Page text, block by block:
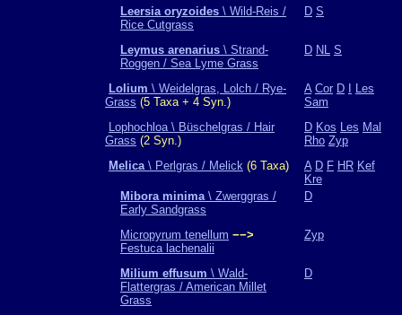
Leersia oryzoides \ Wild-Reis /
Rice Cutgrass
D S
Leymus arenarius \ Strand-
Roggen / Sea Lyme Grass
D NL S
Lolium \ Weidelgras, Lolch / Rye-
Grass (5 Taxa + 4 Syn.)
A Cor D
Les
Sam
Lophochloa \ Büschelgras / Hair
Grass (2 Syn.)
D Kos Les Mal
Rho Zyp
Melica\ Perlgras / Melick (6 Taxa) A D F HR Kef
Kre
Mibora minima\ Zwerggras /
Early Sandgrass
D
Micropyrum tenellum −−>
Festuca lachenalii
Zyp
Milium effusum \ Wald-
Flattergras / American Millet
Grass
D